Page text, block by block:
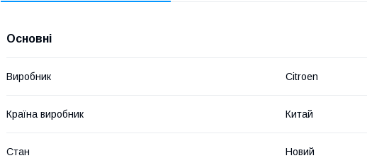
Основні
Виробник Citroen
Країна виробник Китай
Стан Новий